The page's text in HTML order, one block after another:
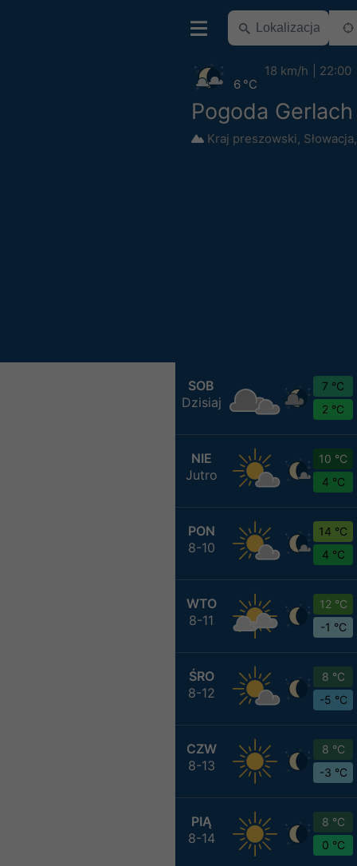
Pogoda Gerlach
Kraj preszowski, Słowacja
6 °C
18 km/h 22:00
SOB
Dzisiaj
7 °C
2 °C
NIE
Jutro
10 °C
4 °C
PON
8-10
14 °C
4 °C
WTO
8-11
12 °C
-1 °C
ŚRO
8-12
8 °C
-5 °C
CZW
8-13
8 °C
-3 °C
PIĄ
8-14
8 °C
0 °C